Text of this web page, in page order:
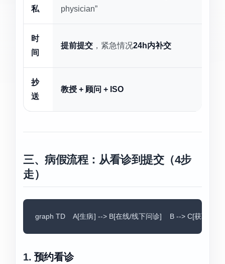
私
physician”
时
间
提前提交 ，紧急情况24h内补交
抄
送
教授 + 顾问 + ISO
三、病假流程：从看诊到提交（4步
走）
graph TD    A[生病] --> B[在线/线下问诊]    B --> C[获取医
1. 预约看诊